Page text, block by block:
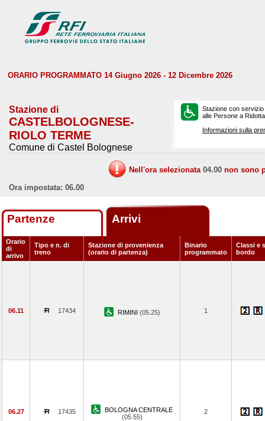
ORARIO PROGRAMMATO 14 Giugno 2026 - 12 Dicembre 2026
Stazione di
CASTELBOLOGNESE-
RIOLO TERME
Comune di Castel Bolognese
Stazione con
alle Persone a
Informazioni sulla
Nell'ora selezionata 04.00 non sono
Ora impostata: 06.00
Partenze Arrivi
Orario
di
arrivo
Tipo e n. di
treno
Stazione di provenienza
(orario di partenza)
Binario
programmato
Classi e
bordo
06.11 17434 RIMINI (05.25) 1
06.27 17435
BOLOGNA CENTRALE
(05.55)
2